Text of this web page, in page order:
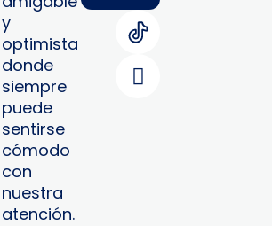
y
optimista
donde
siempre
puede
sentirse
cómodo
con
nuestra
atención.